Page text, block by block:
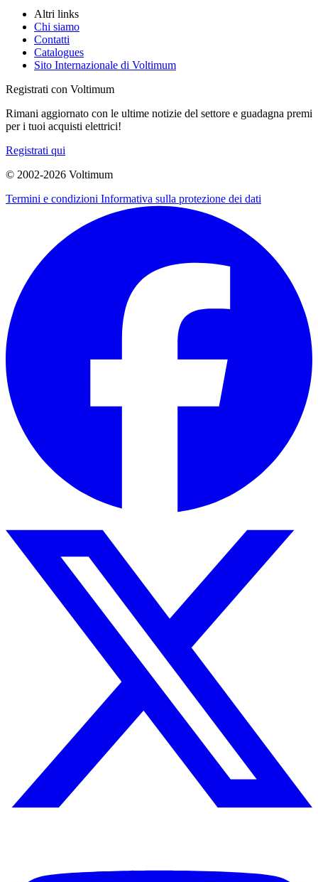
Altri links
Chi siamo
Contatti
Catalogues
Sito Internazionale di Voltimum
Registrati con Voltimum
Rimani aggiornato con le ultime notizie del settore e guadagna premi
per i tuoi acquisti elettrici!
Registrati qui
© 2002-2026 Voltimum
Termini e condizioni Informativa sulla protezione dei dati